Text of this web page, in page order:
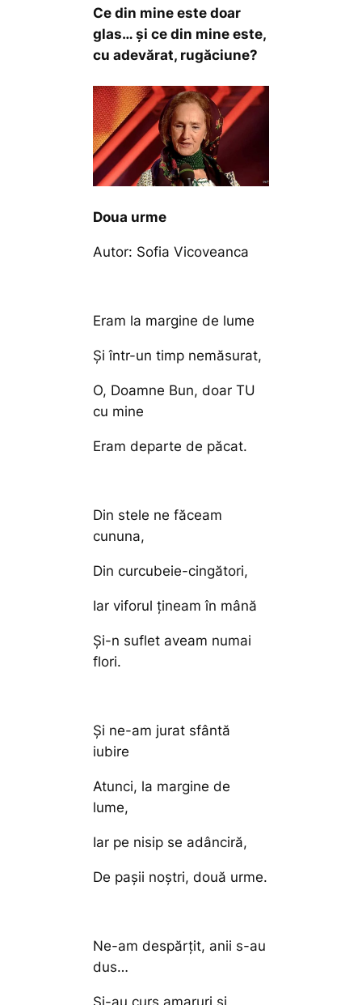
Ce din mine este doar
glas… și ce din mine este,
cu adevărat, rugăciune?
Doua urme
Autor: Sofia Vicoveanca
Eram la margine de lume
Şi într-un timp nemăsurat,
O, Doamne Bun, doar TU
cu mine
Eram departe de păcat.
Din stele ne făceam
cununa,
Din curcubeie-cingători,
Iar viforul ţineam în mână
Şi-n suflet aveam numai
flori.
Şi ne-am jurat sfântă
iubire
Atunci, la margine de
lume,
Iar pe nisip se adânciră,
De paşii noştri, două urme.
Ne-am despărţit, anii s-au
dus…
Şi-au curs amaruri şi